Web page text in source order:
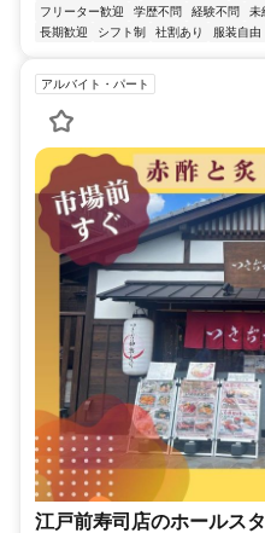
フリーター歓迎
学歴不問 経験不問 未
長期歓迎
シフト制 社割あり 服装自由
アルバイト・パート
江戸前寿司店のホールス